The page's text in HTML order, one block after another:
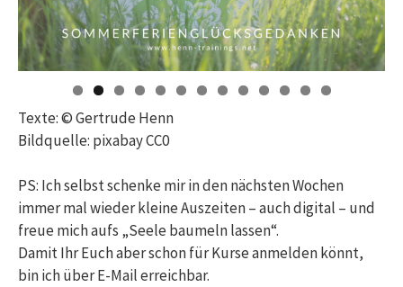
Texte: © Gertrude Henn
Bildquelle: pixabay CC0
PS: Ich selbst schenke mir in den nächsten Wochen
immer mal wieder kleine Auszeiten – auch digital – und
freue mich aufs „Seele baumeln lassen“.
Damit Ihr Euch aber schon für Kurse anmelden könnt,
bin ich über E-Mail erreichbar.